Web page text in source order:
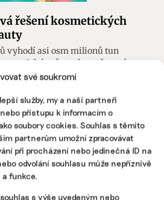
své soukromí
služby, my a naši partneři
přístupu k informacím o
soubory cookies. Souhlas s těmito
partnerům umožní zpracovávat
při procházení nebo jedinečná ID na
odvolání souhlasu může nepříznivě
funkce.
s výše uvedeným nebo
řešení kosmetických
vyhodí asi osm milionů tun
průmysl na něm má
takzvané green beauty existují
průmyslu svými obalovými
| 17. října 2024 | Komerční sdělení |